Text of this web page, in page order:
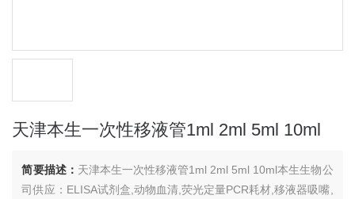
天津本生一次性移液管1ml 2ml 5ml 10ml
简要描述： 天津本生一次性移液管1ml 2ml 5ml 10ml本生生物公
司供应：ELISA试剂盒,动物血清,荧光定量PCR耗材,移液器吸嘴,